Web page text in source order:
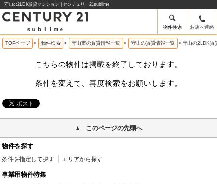
守山の2LDK賃貸マンション | センチュリー21sublime
物件検索 お店へ連絡
TOPページ > 物件検索 > 守山市の賃貸情報一覧 > 守山の賃貸情報一覧 > 守山の2LDK賃
こちらの物件は掲載を終了しております。
条件を変えて、再度検索をお願いします。
このページの先頭へ
物件を探す
条件を指定して探す エリアから探す
事業用物件特集